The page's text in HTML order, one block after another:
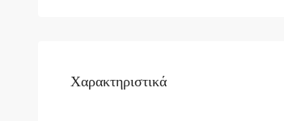
Χαρακτηριστικά